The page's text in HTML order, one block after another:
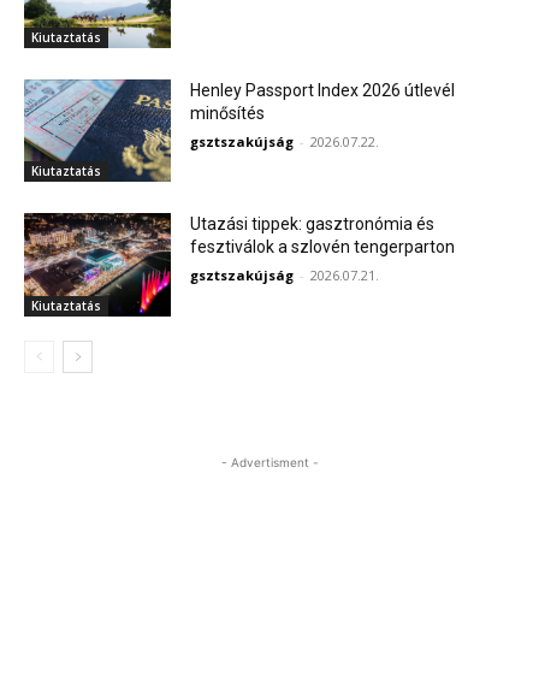
Kiutaztatás
Kiutaztatás
Henley Passport Index 2026 útlevél
minősítés
gsztszakújság - 2026.07.22.
Kiutaztatás
Utazási tippek: gasztronómia és
fesztiválok a szlovén tengerparton
gsztszakújság - 2026.07.21.
- Advertisment -